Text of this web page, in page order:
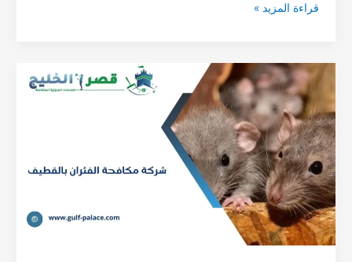
شركة
بالقطيف
قراءة المزيد »